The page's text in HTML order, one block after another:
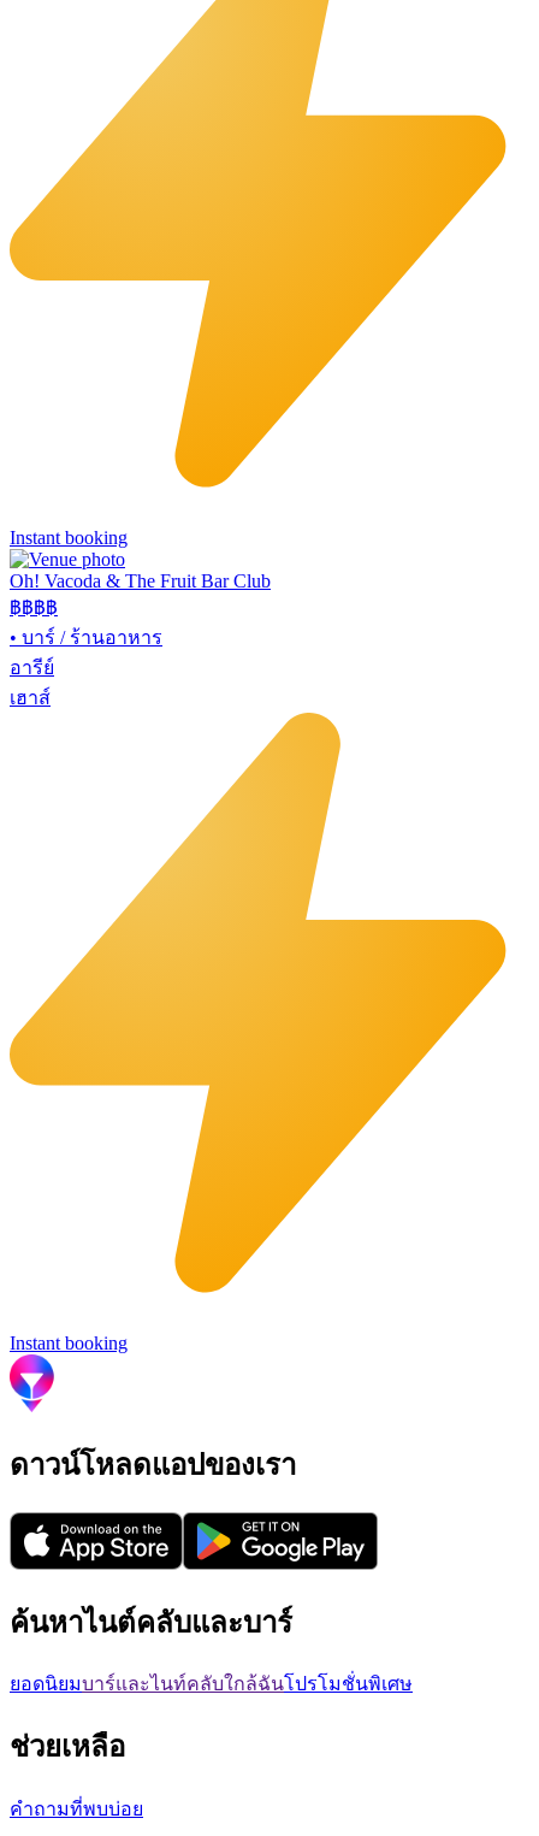
Instant booking
Oh! Vacoda & The Fruit Bar Club
฿฿฿฿
• บาร์ / ร้านอาหาร
อารีย์
เฮาส์
Instant booking
ดาวน์โหลดแอปของเรา
ค้นหาไนต์คลับและบาร์
ยอดนิยมบาร์และไนท์คลับใกล้ฉันโปรโมชั่นพิเศษ
ช่วยเหลือ
คำถามที่พบบ่อย